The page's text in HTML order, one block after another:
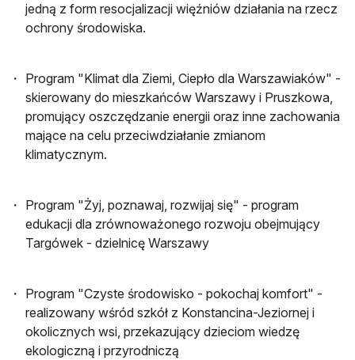
jedną z form resocjalizacji więźniów działania na rzecz
ochrony środowiska.
Program "Klimat dla Ziemi, Ciepło dla Warszawiaków" -
skierowany do mieszkańców Warszawy i Pruszkowa,
promujący oszczędzanie energii oraz inne zachowania
mające na celu przeciwdziałanie zmianom
klimatycznym.
Program "Żyj, poznawaj, rozwijaj się" - program
edukacji dla zrównoważonego rozwoju obejmujący
Targówek - dzielnicę Warszawy
Program "Czyste środowisko - pokochaj komfort" -
realizowany wśród szkół z Konstancina-Jeziornej i
okolicznych wsi, przekazujący dzieciom wiedzę
ekologiczną i przyrodniczą